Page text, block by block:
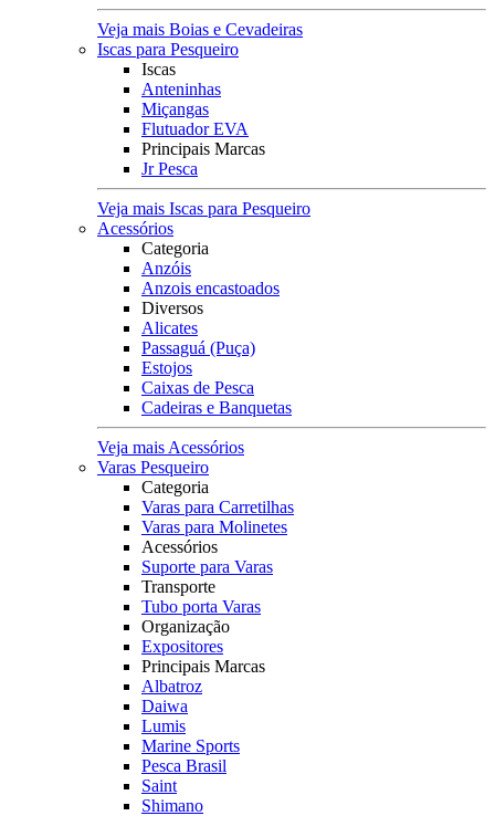
Veja mais Boias e Cevadeiras
Iscas para Pesqueiro
Iscas
Anteninhas
Miçangas
Flutuador EVA
Principais Marcas
Jr Pesca
Veja mais Iscas para Pesqueiro
Acessórios
Categoria
Anzóis
Anzois encastoados
Diversos
Alicates
Passaguá (Puça)
Estojos
Caixas de Pesca
Cadeiras e Banquetas
Veja mais Acessórios
Varas Pesqueiro
Categoria
Varas para Carretilhas
Varas para Molinetes
Acessórios
Suporte para Varas
Transporte
Tubo porta Varas
Organização
Expositores
Principais Marcas
Albatroz
Daiwa
Lumis
Marine Sports
Pesca Brasil
Saint
Shimano